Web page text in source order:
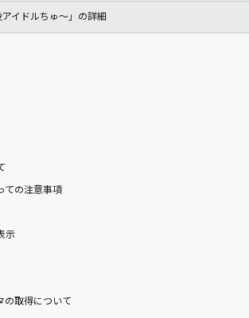
アイドルちゅ～」の詳細
ての注意事項
示
の取得について